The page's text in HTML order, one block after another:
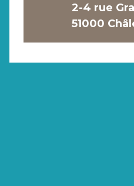
2-4 rue
51000